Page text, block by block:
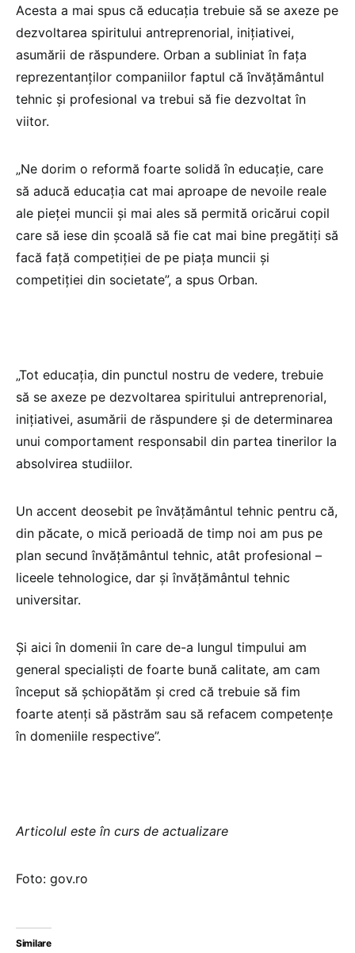
Acesta a mai spus că educația trebuie să se axeze pe
dezvoltarea spiritului antreprenorial, inițiativei,
asumării de răspundere. Orban a subliniat în fața
reprezentanților companiilor faptul că învățământul
tehnic și profesional va trebui să fie dezvoltat în
viitor.
„Ne dorim o reformă foarte solidă în educație, care
să aducă educația cat mai aproape de nevoile reale
ale pieței muncii și mai ales să permită oricărui copil
care să iese din școală să fie cat mai bine pregătiți să
facă față competiției de pe piața muncii și
competiției din societate”, a spus Orban.
„Tot educația, din punctul nostru de vedere, trebuie
să se axeze pe dezvoltarea spiritului antreprenorial,
inițiativei, asumării de răspundere și de determinarea
unui comportament responsabil din partea tinerilor la
absolvirea studiilor.
Un accent deosebit pe învățământul tehnic pentru că,
din păcate, o mică perioadă de timp noi am pus pe
plan secund învățământul tehnic, atât profesional –
liceele tehnologice, dar și învățământul tehnic
universitar.
Și aici în domenii în care de-a lungul timpului am
general specialiști de foarte bună calitate, am cam
început să șchiopătăm și cred că trebuie să fim
foarte atenți să păstrăm sau să refacem competențe
în domeniile respective”.
Articolul este în curs de actualizare
Foto: gov.ro
Similare